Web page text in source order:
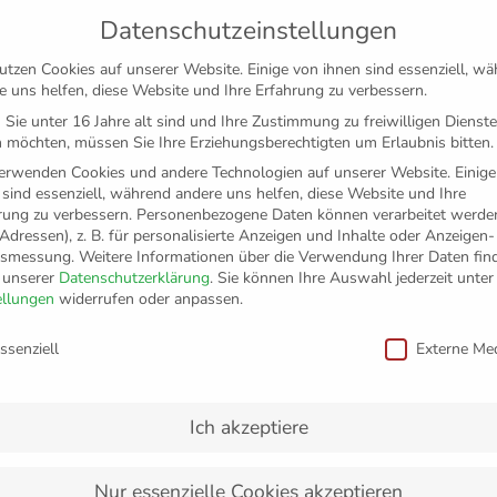
FANSHOP VFB MEDIEN
Datenschutzeinstellungen
Cookies auf unserer Website. Einige von ihnen sind essenziell,
uns helfen, diese Website und Ihre Erfahrung zu verbessern.
Sie unter 16 Jahre alt sind und Ihre Zustimmung zu freiwilligen
möchten, müssen Sie Ihre Erziehungsberechtigten um Erlaubnis bitten.
Cookies und andere Technologien auf unserer Website.
essenziell, während andere uns helfen, diese Website und Ihre
zu verbessern. Personenbezogene Daten können verarbeitet
z. B. für personalisierte Anzeigen und Inhalte oder
Weitere Informationen über die Verwendung Ihrer Daten
Datenschutzerklärung. Sie können Ihre Auswahl jederzeit unter
widerrufen oder anpassen.
Externe
Ich akzeptiere
Nur essenzielle Cookies akzeptieren